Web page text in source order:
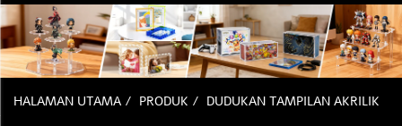
HALAMAN UTAMA / PRODUK / DUDUKAN TAMPILAN AKRILIK